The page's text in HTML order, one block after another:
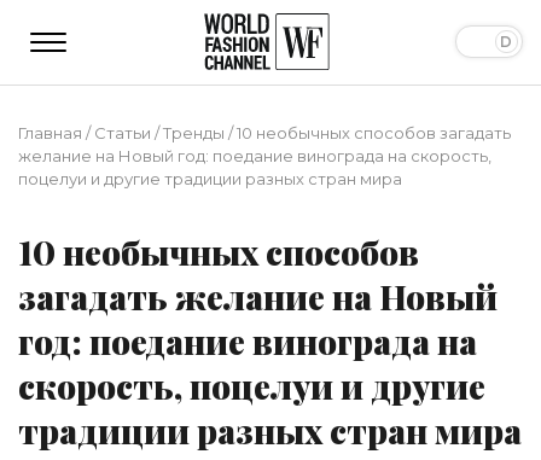
Главная /Статьи /Тренды /10 необычных способов загадать
желание на Новый год: поедание винограда на скорость,
поцелуи и другие традиции разных стран мира
10 необычных способов
загадать желание на Новый
год: поедание винограда на
скорость, поцелуи и другие
традиции разных стран мира